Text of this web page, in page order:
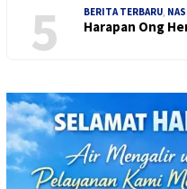
5 BERITA TERBARU,
Harapan Ong